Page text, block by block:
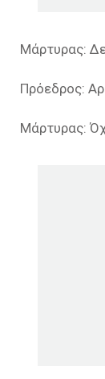
Μάρτυρας:
Πρόεδρος:
Μάρτυρας: